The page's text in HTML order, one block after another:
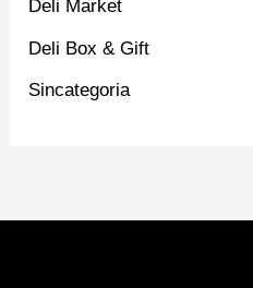
Deli Market
Deli Box & Gift
Sincategoria